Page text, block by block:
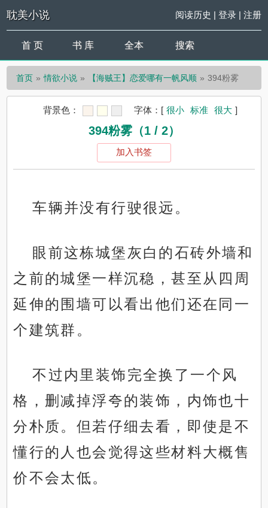
耽美小说 阅读历史 | 登录| 注册
首 页 书 库 全本 搜索
首页 情欲小说 【海贼王】恋爱哪有一帆风顺 394粉雾
背景色： 字体： [ 很小 标准 很大 ]
394粉雾（1 / 2）
加入书签
车辆并没有行驶很远。
眼前这栋城堡灰白的石砖外墙和
之前的城堡一样沉稳，甚至从四周
延伸的围墙可以看出他们还在同一
个建筑群。
不过内里装饰完全换了一个风
格，删减掉浮夸的装饰，内饰也十
分朴质。但若仔细去看，即使是不
懂行的人也会觉得这些材料大概售
价不会太低。